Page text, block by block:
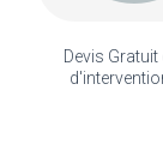
Devis Gratuit